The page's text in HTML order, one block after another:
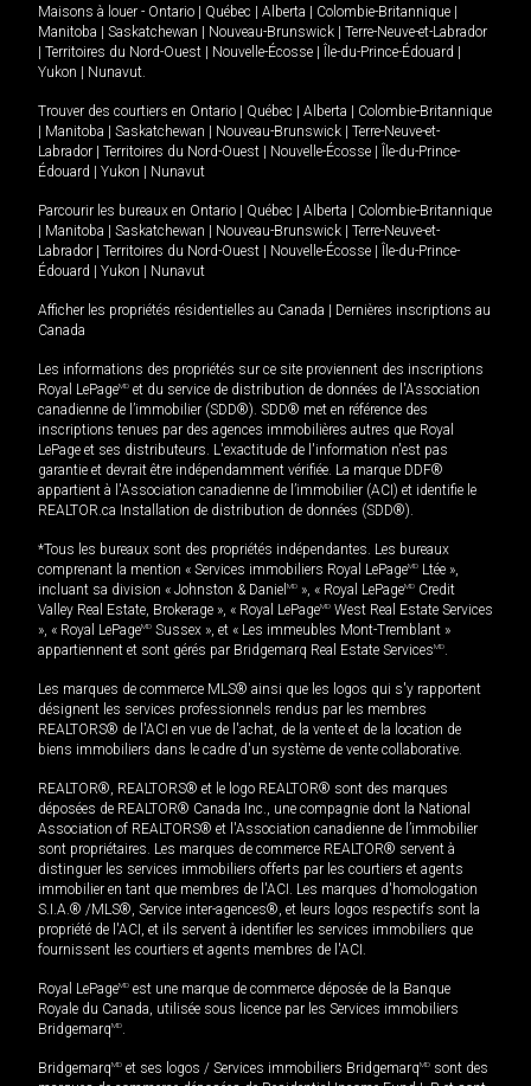
Maisons à louer - Ontario Québec Alberta Colombie-Britannique
Manitoba
Saskatchewan Nouveau-Brunswick
Terre-Neuve-et-Labrador
Territoires du Nord-Ouest Nouvelle-Écosse Île-du-Prince-Édouard
Yukon
Nunavut.
Trouver des courtiers en Ontario Québec Alberta
Colombie-Britannique
Manitoba Saskatchewan Nouveau-Brunswick
Terre-Neuve-et-
Labrador
Territoires du Nord-Ouest Nouvelle-Écosse
Île-du-Prince-
Édouard
Yukon Nunavut
Parcourir les bureaux en Ontario Québec Alberta
Colombie-Britannique
Manitoba Saskatchewan Nouveau-Brunswick
Terre-Neuve-et-
Labrador
Territoires du Nord-Ouest Nouvelle-Écosse
Île-du-Prince-
Édouard
Yukon Nunavut
Afficher les propriétés résidentielles au Canada
Dernières inscriptions au
Canada
Les informations des propriétés sur ce site proviennent des inscriptions
Royal LePageMD et du service de distribution de données de l'Association
canadienne de l’immobilier (SDD®). SDD® met en référence des
inscriptions tenues par des agences immobilières autres que Royal
LePage et ses distributeurs. L'exactitude de l'information n'est pas
garantie et devrait être indépendamment vérifiée. La marque DDF®
appartient à l'Association canadienne de l’immobilier (ACI) et identifie le
REALTOR.ca Installation de distribution de données (SDD®).
*Tous les bureaux sont des propriétés indépendantes. Les bureaux
comprenant la mention « Services immobiliers Royal LePageMD Ltée »,
incluant sa division « Johnston & Daniel MD », « Royal LePageMD Credit
Valley Real Estate, Brokerage », « Royal LePageMD West Real Estate Services
», « Royal LePageMD Sussex », et « Les immeubles Mont-Tremblant »
appartiennent et sont gérés par Bridgemarq Real Estate ServicesMD.
Les marques de commerce MLS® ainsi que les logos qui s'y rapportent
désignent les services professionnels rendus par les membres
REALTORS® de l'ACI en vue de l'achat, de la vente et de la location de
biens immobiliers dans le cadre d'un système de vente collaborative.
REALTOR®, REALTORS® et le logo REALTOR® sont des marques
déposées de REALTOR® Canada Inc., une compagnie dont la National
Association of REALTORS® et l'Association canadienne de l’immobilier
sont propriétaires. Les marques de commerce REALTOR® servent à
distinguer les services immobiliers offerts par les courtiers et agents
immobilier en tant que membres de l'ACI. Les marques d'homologation
S.I.A.® /MLS®, Service inter-agences®, et leurs logos respectifs sont la
propriété de l'ACI, et ils servent à identifier les services immobiliers que
fournissent les courtiers et agents membres de l'ACI.
Royal LePageMD est une marque de commerce déposée de la Banque
Royale du Canada, utilisée sous licence par les Services immobiliers
BridgemarqMD.
BridgemarqMD et ses logos / Services immobiliers BridgemarqMD sont des